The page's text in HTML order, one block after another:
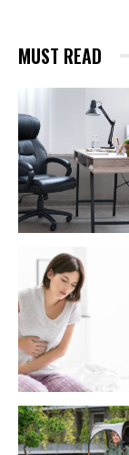
MUST READ